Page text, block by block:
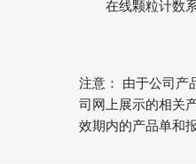
在线颗粒计数系
注意： 由于公司产
司网上展示的相关
效期内的产品单和